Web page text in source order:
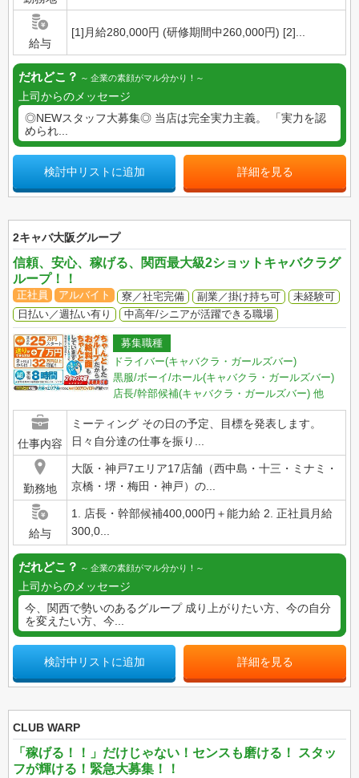
給与
[1]月給280,000円 (研修期間中260,000円) [2]...
だれどこ？ 企業の素顔がマル分かり！
上司からのメッセージ
◎NEWスタッフ大募集◎ 当店は完全実力主義。 「実力を認
められ...
検討中リストに追加 詳細を見る
2キャバ大阪グループ
信頼、安心、稼げる、関西最大級2ショットキャバクラグ
ループ！！
正社員 アルバイト 寮／社宅完備 副業／掛け持ち可
未経験可
日払い／週払い有り
中高年/シニアが活躍できる職場
募集職種
ドライバー(キャバクラ・ガールズバー)
黒服/ボーイ/ホール(キャバクラ・ガールズバー)
店長/幹部候補(キャバクラ・ガールズバー) 他
仕事内容
ミーティング その日の予定、目標を発表します。
日々自分達の仕事を振り...
勤務地
大阪・神戸7エリア17店舗（西中島・十三・ミナミ・
京橋・堺・梅田・神戸）の...
給与
1. 店長・幹部候補400,000円＋能力給 2. 正社員月給
300,0...
だれどこ？ 企業の素顔がマル分かり！
上司からのメッセージ
今、関西で勢いのあるグループ 成り上がりたい方、今の自分
を変えたい方、今...
検討中リストに追加 詳細を見る
CLUB WARP
「稼げる！！」だけじゃない！センスも磨ける！ スタッ
フが輝ける！緊急大募集！！